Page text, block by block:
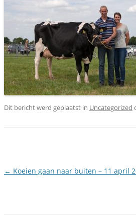
Dit bericht werd geplaatst in Uncategorized
Berichtnavigatie
← Koeien gaan naar buiten – 11 april